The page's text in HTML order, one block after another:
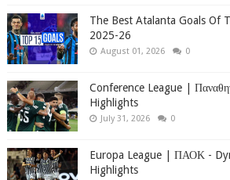
The Best Atalanta Goals Of
2025-26
August 01, 2026 0
Conference League |
Highlights
July 31, 2026 0
Europa League | ΠΑΟΚ -
Highlights